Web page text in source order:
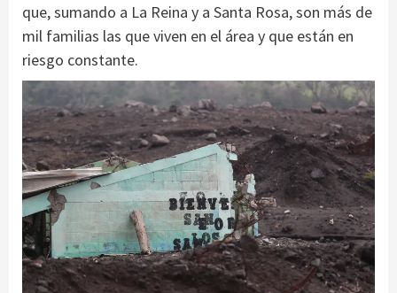
que, sumando a La Reina y a Santa Rosa, son más de
mil familias las que viven en el área y que están en
riesgo constante.